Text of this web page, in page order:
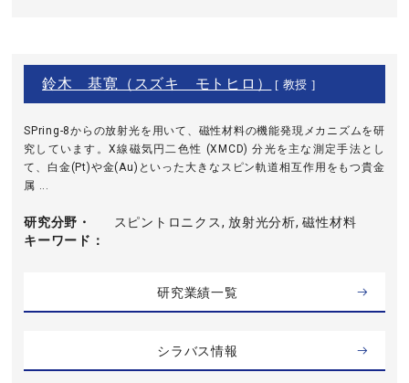
鈴木 基寛（スズキ モトヒロ） [ 教授 ]
SPring-8からの放射光を用いて、磁性材料の機能発現メカニズムを研
究しています。X線磁気円二色性 (XMCD) 分光を主な測定手法とし
て、白金(Pt)や金(Au)といった大きなスピン軌道相互作用をもつ貴金
属 ...
研究分野・
キーワード
スピントロニクス, 放射光分析, 磁性材料
研究業績一覧
シラバス情報